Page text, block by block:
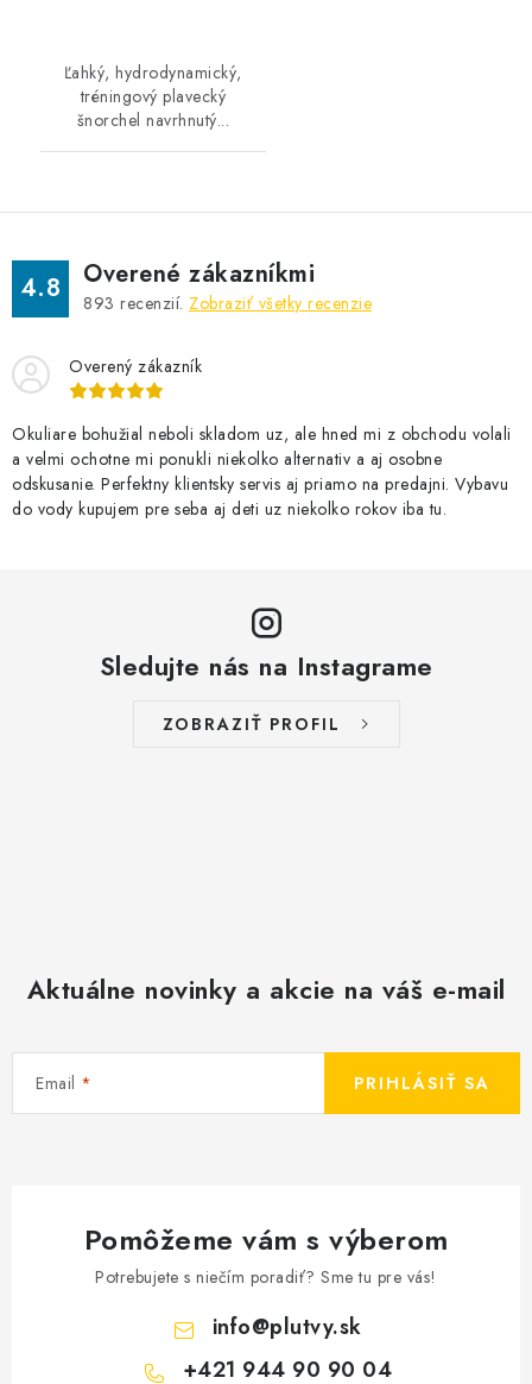
Ľahký, hydrodynamický,
tréningový plavecký
šnorchel navrhnutý...
4.8 Overené zákazníkmi
893 recenzií. Zobraziť všetky recenzie
Overený zákazník
Okuliare bohužial neboli skladom uz, ale hned mi z obchodu volali
a velmi ochotne mi ponukli niekolko alternativ a aj osobne
odskusanie. Perfektny klientsky servis aj priamo na predajni. Vybavu
do vody kupujem pre seba aj deti uz niekolko rokov iba tu.
Sledujte nás na Instagrame
ZOBRAZIŤ PROFIL
Aktuálne novinky a akcie na váš e-mail
Email PRIHLÁSIŤ SA
Pomôžeme vám s výberom
Potrebujete s niečím poradiť? Sme tu pre vás!
info@plutvy.sk
+421 944 90 90 04